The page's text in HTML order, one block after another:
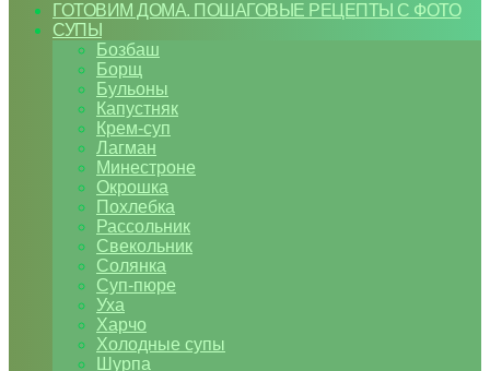
ГОТОВИМ ДОМА. ПОШАГОВЫЕ РЕЦЕПТЫ С ФОТО
СУПЫ
Бозбаш
Борщ
Бульоны
Капустняк
Крем-суп
Лагман
Минестроне
Окрошка
Похлебка
Рассольник
Свекольник
Солянка
Суп-пюре
Уха
Харчо
Холодные супы
Шурпа